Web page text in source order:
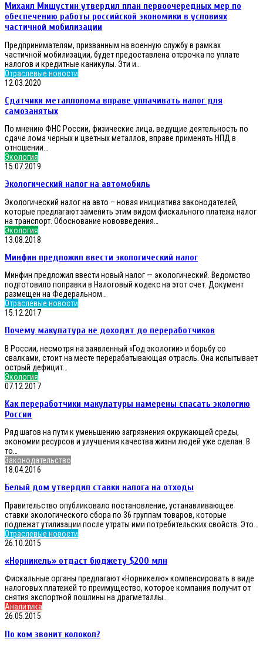
план
первоочередных
мер
обеспечению
работы
российской
экономики
в
частичной
мобилизации
Михаил Мишустин утвердил план первоочередных мер по
обеспечению работы российской экономики в условиях
частичной мобилизации
Предпринимателям, призванным на военную службу в рамках
частичной мобилизации, будет предоставлена отсрочка по уплате
налогов и кредитные каникулы. Эти и…
Сдатчики
металлолома
уплачивать
налог
самозанятых
Отраслевые новости
12.03.2020
Сдатчики металлолома вправе уплачивать налог для
самозанятых
По мнению ФНС России, физические лица, ведущие деятельность по
сдаче лома черных и цветных металлов, вправе применять НПД в
отношении…
Экологический
налог
автомобиль
Экология
15.07.2019
Экологический налог на автомобиль
Экологический налог на авто – новая инициатива законодателей,
которые предлагают заменить этим видом фискального платежа налог
на транспорт. Обоснование нововведения…
Минфин
предложил
экологический
Экология
13.08.2018
Минфин предложил ввести экологический налог
Минфин предложил ввести новый налог — экологический. Ведомство
подготовило поправки в Налоговый кодекс на этот счет. Документ
размещен на Федеральном…
Почему
макулатура
доходит
переработчиков
Отраслевые новости
15.12.2017
Почему макулатура не доходит до переработчиков
В России, несмотря на заявленный «Год экологии» и борьбу со
свалками, стоит на месте перерабатывающая отрасль. Она испытывает
острый дефицит…
Как
переработчики
намерены
спасать
России
Экология
07.12.2017
Как переработчики макулатуры намерены спасать экологию
России
Ряд шагов на пути к уменьшению загрязнения окружающей среды,
экономии ресурсов и улучшения качества жизни людей уже сделан. В
то…
Белый
дом
ставки
на
отходы
Законодательство
18.04.2016
Белый дом утвердил ставки налога на отходы
Правительство опубликовало постановление, устанавливающее
ставки экологического сбора по 36 группам товаров, которые
подлежат утилизации после утраты ими потребительских свойств. Это…
«Норникель»
отдаст
$200
Отраслевые новости
26.10.2015
«Норникель» отдаст бюджету $200 млн
Фискальные органы предлагают «Норникелю» компенсировать в виде
налоговых платежей то преимущество, которое компания получит от
снятия экспортной пошлины на драгметаллы…
По
ком
колокол?
Аналитика
26.05.2015
По ком звонит колокол?